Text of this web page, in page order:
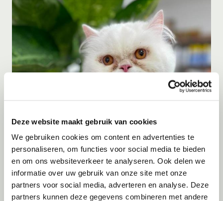
Deze website maakt gebruik van cookies
We gebruiken cookies om content en advertenties te
personaliseren, om functies voor social media te bieden
en om ons websiteverkeer te analyseren. Ook delen we
informatie over uw gebruik van onze site met onze
partners voor social media, adverteren en analyse. Deze
partners kunnen deze gegevens combineren met andere
Adoptie10-08-2026
The Duke
Skopje